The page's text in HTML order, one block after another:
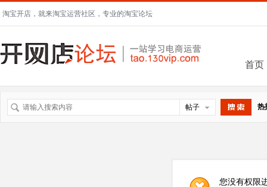
淘宝开店，就来淘宝运营社区，专业的淘宝论坛
首页
帖子 热
您没有权限